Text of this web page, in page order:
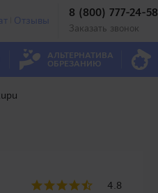
Отзывы
8 (800) 777-24-58
Заказать звонок
АЛЬТЕРНАТИВА
ОБРЕЗАНИЮ
4.8